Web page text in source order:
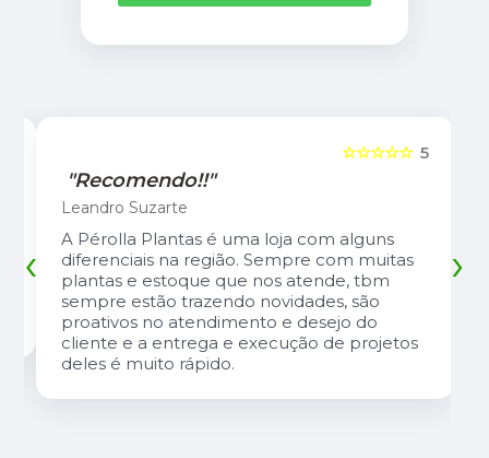
5
☆☆☆☆☆
"Recomendo!!"
Leandro Suzarte
A Pérolla Plantas é uma loja com alguns
diferenciais na região. Sempre com muitas
plantas e estoque que nos atende, tbm
sempre estão trazendo novidades, são
proativos no atendimento e desejo do
cliente e a entrega e execução de projetos
deles é muito rápido.
‹ ›